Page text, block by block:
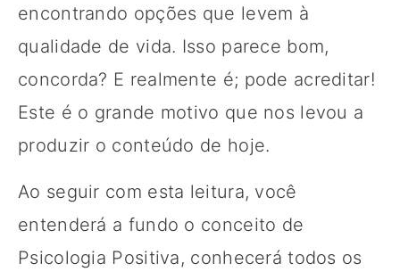
encontrando opções que levem à
qualidade de vida. Isso parece bom,
concorda? E realmente é; pode acreditar!
Este é o grande motivo que nos levou a
produzir o conteúdo de hoje.
Ao seguir com esta leitura, você
entenderá a fundo o conceito de
Psicologia Positiva, conhecerá todos os